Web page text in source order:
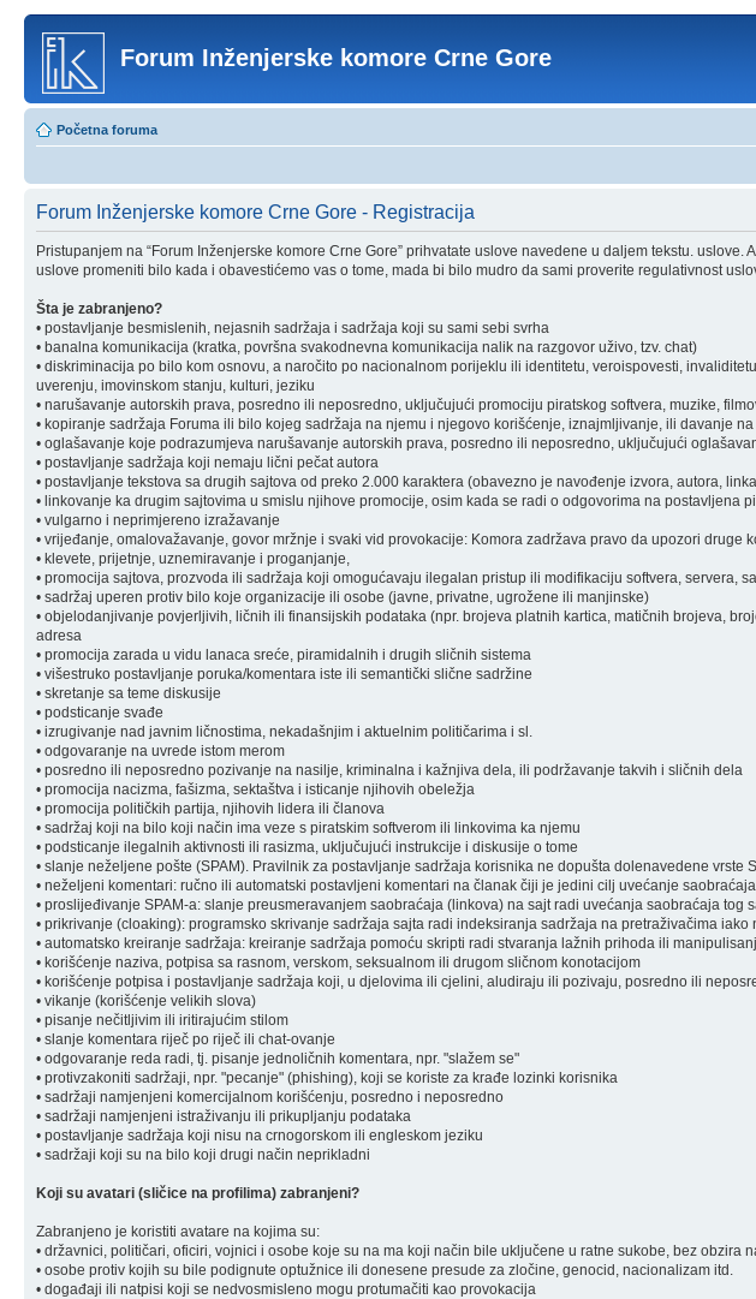
Forum Inženjerske komore Crne Gore
Početna foruma
Forum Inženjerske komore Crne Gore - Registracija
Pristupanjem na “Forum Inženjerske komore Crne Gore” prihvatate uslove navedene u daljem tekstu.
uslove promeniti bilo kada i obavestićemo vas o tome, mada bi bilo mudro da sami proverite regulativnost
Šta je zabranjeno?
• postavljanje besmislenih, nejasnih sadržaja i sadržaja koji su sami sebi svrha
• banalna komunikacija (kratka, površna svakodnevna komunikacija nalik na razgovor uživo, tzv. chat)
• diskriminacija po bilo kom osnovu, a naročito po nacionalnom porijeklu ili identitetu, veroispovesti,
uverenju, imovinskom stanju, kulturi, jeziku
• narušavanje autorskih prava, posredno ili neposredno, uključujući promociju piratskog softvera, muzike,
• kopiranje sadržaja Foruma ili bilo kojeg sadržaja na njemu i njegovo korišćenje, iznajmljivanje, ili davanje
• oglašavanje koje podrazumjeva narušavanje autorskih prava, posredno ili neposredno, uključujući
• postavljanje sadržaja koji nemaju lični pečat autora
• postavljanje tekstova sa drugih sajtova od preko 2.000 karaktera (obavezno je navođenje izvora, autora,
• linkovanje ka drugim sajtovima u smislu njihove promocije, osim kada se radi o odgovorima na postavljena
• vulgarno i neprimjereno izražavanje
• vrijeđanje, omalovažavanje, govor mržnje i svaki vid provokacije: Komora zadržava pravo da upozori
• klevete, prijetnje, uznemiravanje i proganjanje,
• promocija sajtova, prozvoda ili sadržaja koji omogućavaju ilegalan pristup ili modifikaciju softvera, servera,
• sadržaj uperen protiv bilo koje organizacije ili osobe (javne, privatne, ugrožene ili manjinske)
• objelodanjivanje povjerljivih, ličnih ili finansijskih podataka (npr. brojeva platnih kartica, matičnih brojeva,
adresa
• promocija zarada u vidu lanaca sreće, piramidalnih i drugih sličnih sistema
• višestruko postavljanje poruka/komentara iste ili semantički slične sadržine
• skretanje sa teme diskusije
• podsticanje svađe
• izrugivanje nad javnim ličnostima, nekadašnjim i aktuelnim političarima i sl.
• odgovaranje na uvrede istom merom
• posredno ili neposredno pozivanje na nasilje, kriminalna i kažnjiva dela, ili podržavanje takvih i sličnih dela
• promocija nacizma, fašizma, sektaštva i isticanje njihovih obeležja
• promocija političkih partija, njihovih lidera ili članova
• sadržaj koji na bilo koji način ima veze s piratskim softverom ili linkovima ka njemu
• podsticanje ilegalnih aktivnosti ili rasizma, uključujući instrukcije i diskusije o tome
• slanje neželjene pošte (SPAM). Pravilnik za postavljanje sadržaja korisnika ne dopušta dolenavedene vrste
• neželjeni komentari: ručno ili automatski postavljeni komentari na članak čiji je jedini cilj uvećanje
• proslijeđivanje SPAM-a: slanje preusmeravanjem saobraćaja (linkova) na sajt radi uvećanja saobraćaja tog
• prikrivanje (cloaking): programsko skrivanje sadržaja sajta radi indeksiranja sadržaja na pretraživačima iako
• automatsko kreiranje sadržaja: kreiranje sadržaja pomoću skripti radi stvaranja lažnih prihoda ili
• korišćenje naziva, potpisa sa rasnom, verskom, seksualnom ili drugom sličnom konotacijom
• korišćenje potpisa i postavljanje sadržaja koji, u djelovima ili cjelini, aludiraju ili pozivaju, posredno ili
• vikanje (korišćenje velikih slova)
• pisanje nečitljivim ili iritirajućim stilom
• slanje komentara riječ po riječ ili chat-ovanje
• odgovaranje reda radi, tj. pisanje jednoličnih komentara, npr. "slažem se"
• protivzakoniti sadržaji, npr. "pecanje" (phishing), koji se koriste za krađe lozinki korisnika
• sadržaji namjenjeni komercijalnom korišćenju, posredno i neposredno
• sadržaji namjenjeni istraživanju ili prikupljanju podataka
• postavljanje sadržaja koji nisu na crnogorskom ili engleskom jeziku
• sadržaji koji su na bilo koji drugi način neprikladni
Koji su avatari (sličice na profilima) zabranjeni?
Zabranjeno je koristiti avatare na kojima su:
• državnici, političari, oficiri, vojnici i osobe koje su na ma koji način bile uključene u ratne sukobe, bez obzira
• osobe protiv kojih su bile podignute optužnice ili donesene presude za zločine, genocid, nacionalizam itd.
• događaji ili natpisi koji se nedvosmisleno mogu protumačiti kao provokacija